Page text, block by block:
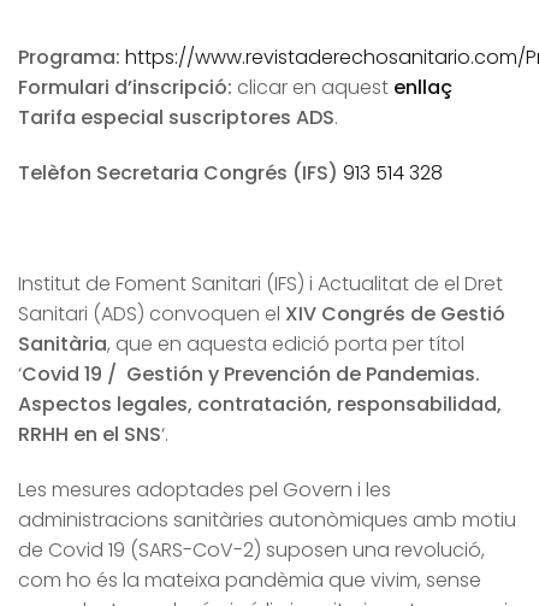
Programa: https://www.revistaderechosanitario.com/
Formulari d’inscripció: clicar en aquest enllaç
Tarifa especial suscriptores ADS.
Telèfon Secretaria Congrés (IFS) 913 514 328
Institut de Foment Sanitari (IFS) i Actualitat de el Dret
Sanitari (ADS) convoquen el XIV Congrés de Gestió
Sanitària, que en aquesta edició porta per títol
‘Covid 19 / Gestión y Prevención de Pandemias.
Aspectos legales, contratación, responsabilidad,
RRHH en el SNS‘.
Les mesures adoptades pel Govern i les
administracions sanitàries autonòmiques amb motiu
de Covid 19 (SARS-CoV-2) suposen una revolució,
com ho és la mateixa pandèmia que vivim, sense